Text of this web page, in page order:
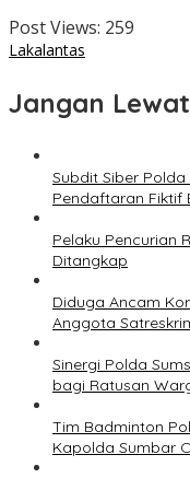
Post Views: 259
Lakalantas
Jangan
Subdit Siber Polda
Pendaftaran Fiktif
Pelaku Pencurian
Ditangkap
Diduga Ancam
Anggota
Sinergi Polda
bagi Ratusan
Tim Badminton
Kapolda Sumbar